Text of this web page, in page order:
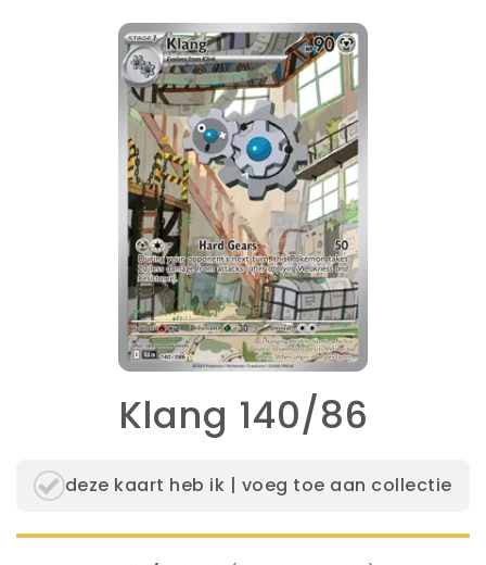
Klang 140/86
deze kaart heb ik | voeg toe aan collectie